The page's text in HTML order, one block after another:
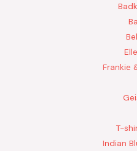
Frankie
T-
Indian